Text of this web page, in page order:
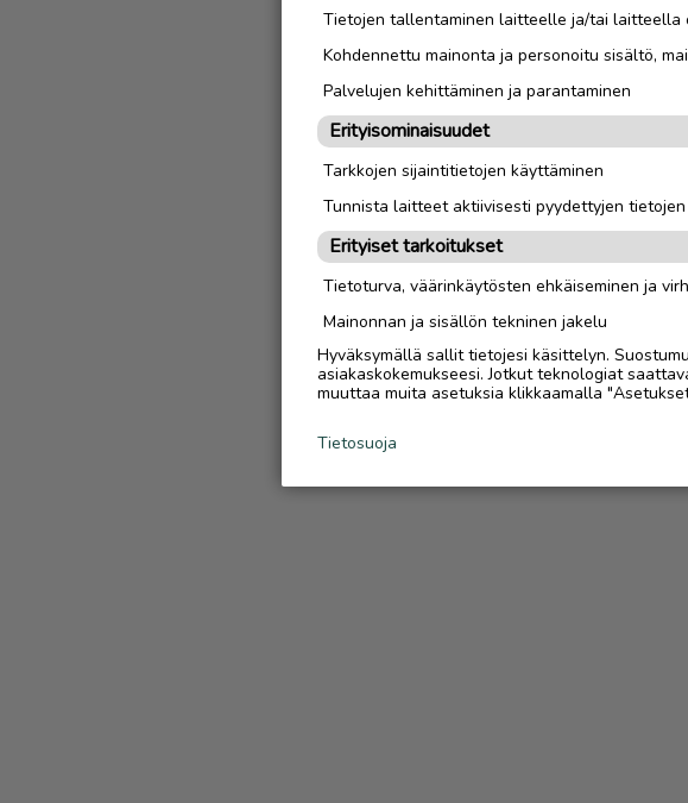
Tietojen tallentaminen laitteelle ja/tai laitteella
Kohdennettu mainonta ja personoitu sisältö,
Palvelujen kehittäminen ja parantaminen
Erityisominaisuudet
Tarkkojen sijaintitietojen käyttäminen
Tunnista laitteet aktiivisesti pyydettyjen
Erityiset tarkoitukset
Tietoturva, väärinkäytösten ehkäiseminen ja
Mainonnan ja sisällön tekninen jakelu
Hyväksymällä sallit tietojesi käsittelyn.
asiakaskokemukseesi. Jotkut teknologiat
muuttaa muita asetuksia klikkaamalla
Tietosuoja